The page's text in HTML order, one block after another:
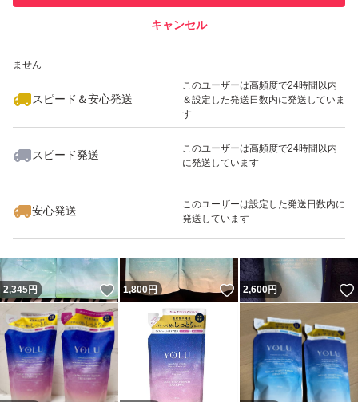
ません
スピード＆安心発送
このユーザーは高頻度で24時間以内
＆設定した発送日数内に発送していま
す
スピード発送
このユーザーは高頻度で24時間以内
に発送しています
安心発送
このユーザーは設定した発送日数内に
発送しています
キャンセル
いいね！
2,240
2,345円 いいね！
1,800円 いいね！
2,600円